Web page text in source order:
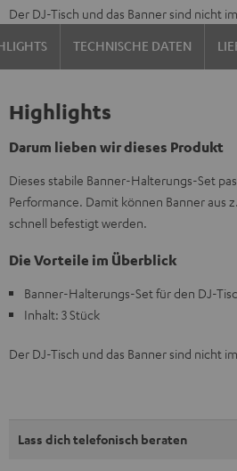
Der DJ-Tisch und das Banner sind nicht
TECHNISCHE DATEN
Highlights
Darum lieben wir dieses Produkt
Dieses stabile Banner-Halterungs-Set
Performance. Damit können Banner aus
schnell befestigt werden.
Die Vorteile im Überblick
Banner-Halterungs-Set für den DJ-
Inhalt: 3 Stück
Der DJ-Tisch und das Banner sind nicht
Lass dich telefonisch beraten